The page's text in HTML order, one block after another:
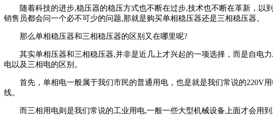
随着科技的进步,稳压器的稳压方式也不断在过步,技术也不断在革新，以
销售员都会问一个必不可少的问题,那就是购买单相稳压器还是三相稳压器。
那么单相稳压器和三相稳压器的区别又在哪里呢?
其实单相压器和三相稳压器,并非是近几上才兴起的一项选择，而是自电力
电以及三相电的区别。
首先，单相电一般属于我们市民的普通用电，也是就是我们常说的220V用
线。
而三相用电则是我们常说的工业用电,一般一些大型机械设备上面才会用到